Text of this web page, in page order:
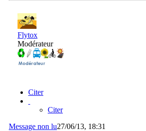
Flytox
Modérateur
Citer
Citer
Message non lu27/06/13, 18:31